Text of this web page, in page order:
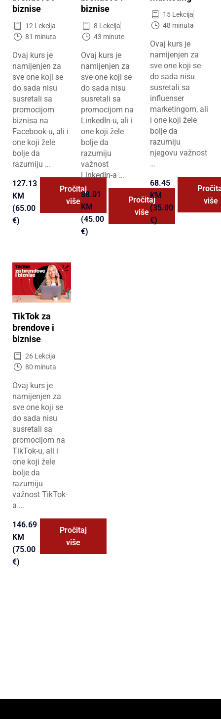
biznise
12 Lekcija
81 minuta
Ovaj kurs je
namijenjen za
sve one koji se
do sada nisu
susretali sa
promocijom
biznisa na
Facebook-u, ali i
one koji žele
bolje da
razumiju …
127.13
KM
(65.00
€)
Pročitaj
više
biznise
8 Lekcija
43 minute
Ovaj kurs je
namijenjen za
sve one koji se
do sada nisu
susretali sa
promocijom na
LinkedIn-u, ali i
one koji žele
bolje da
razumiju
važnost
LinkedIn-a …
88.01
KM
(45.00
€)
Pročitaj
više
15 Lekcija
48 minuta
Ovaj kurs je
namijenjen za
sve one koji se
do sada nisu
susretali sa
influenser
marketingom, ali
i one koji žele
bolje da
razumiju
njegovu važnost
…
68.45
KM
(35.00
€)
više
TikTok za
brendove i
biznise
26 Lekcija
80 minuta
Ovaj kurs je
namijenjen za
sve one koji se
do sada nisu
susretali sa
promocijom na
TikTok-u, ali i
one koji žele
bolje da
razumiju
važnost TikTok-
a …
146.69
KM
(75.00
€)
Pročitaj
više